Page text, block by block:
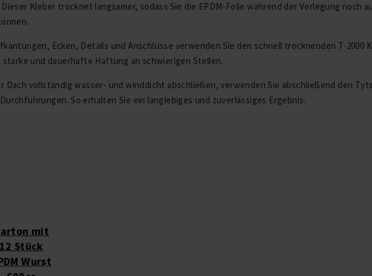
Dieser Kleber trocknet langsamer, sodass Sie die EPDM-Folie während der Verlegung noch
Ecken, Details und Anschlüsse verwenden Sie den schnell trocknenden T-2000
und dauerhafte Haftung an schwierigen Stellen.
Dach vollständig wasser- und winddicht abschließen, verwenden Sie abschließend den
So erhalten Sie ein langlebiges und zuverlässiges Ergebnis.
mit
12 Stück
Wurst